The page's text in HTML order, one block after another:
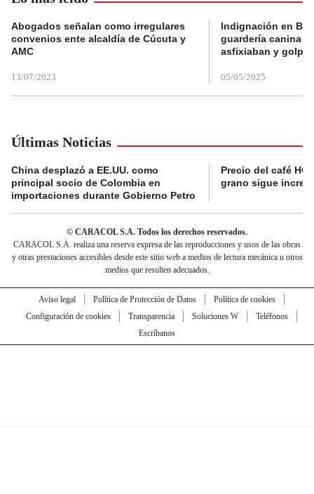
Abogados señalan como irregulares
convenios ente alcaldía de Cúcuta y
AMC
13/07/2023
Indignación en
guardería canina
asfixiaban y
05/05/2025
Últimas Noticias
China desplazó a EE.UU. como
principal socio de Colombia en
importaciones durante Gobierno Petro
Precio del café
grano sigue
© CARACOL S.A. Todos los derechos reservados.
CARACOL S.A. realiza una reserva expresa de las reproducciones y usos de las obras
y otras prestaciones accesibles desde este sitio web a medios de lectura mecánica u otros
medios que resulten adecuados.
Aviso legal Política de Protección de Datos
Política de cookies
Configuración de cookies
Transparencia Soluciones W
Teléfonos
Escríbanos